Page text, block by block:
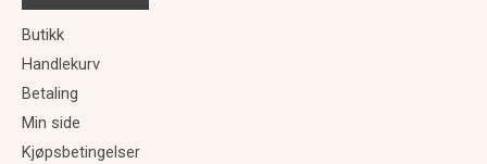
Butikk
Handlekurv
Betaling
Min side
Kjøpsbetingelser